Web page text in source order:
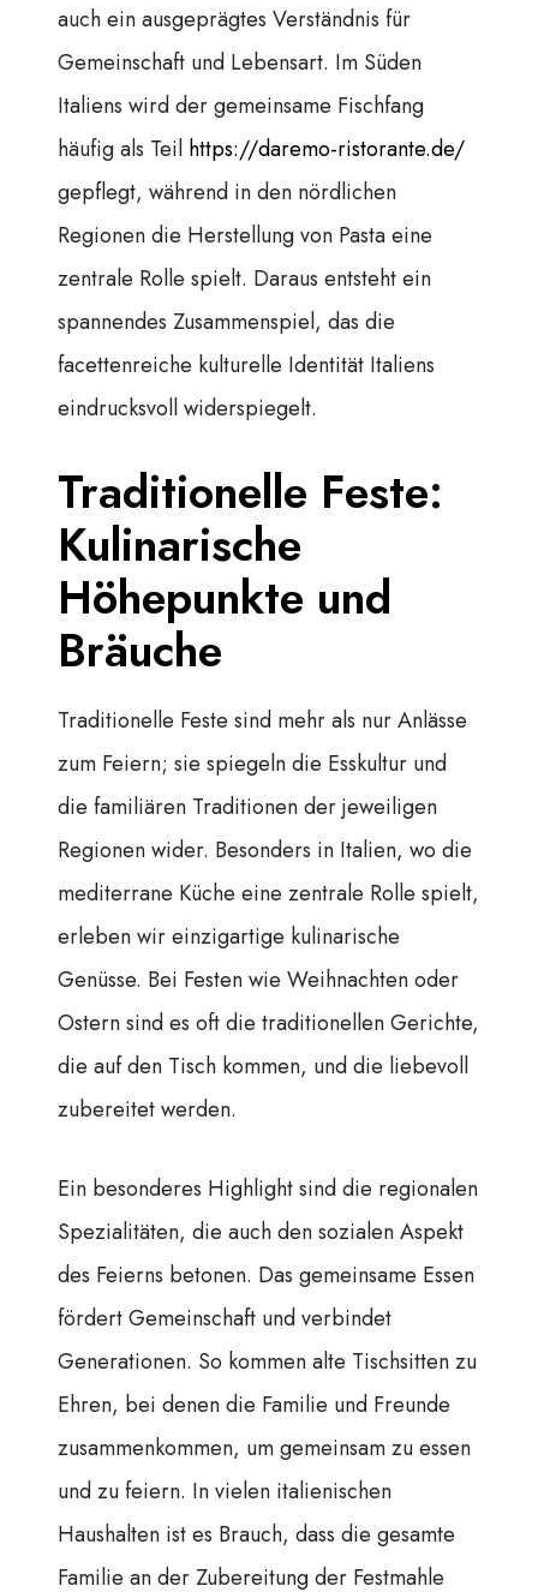
auch ein ausgeprägtes Verständnis für
Gemeinschaft und Lebensart. Im Süden
Italiens wird der gemeinsame Fischfang
häufig als Teil https://daremo-ristorante.de/
gepflegt, während in den nördlichen
Regionen die Herstellung von Pasta eine
zentrale Rolle spielt. Daraus entsteht ein
spannendes Zusammenspiel, das die
facettenreiche kulturelle Identität Italiens
eindrucksvoll widerspiegelt.
Traditionelle Feste:
Kulinarische
Höhepunkte und
Bräuche
Traditionelle Feste sind mehr als nur Anlässe
zum Feiern; sie spiegeln die Esskultur und
die familiären Traditionen der jeweiligen
Regionen wider. Besonders in Italien, wo die
mediterrane Küche eine zentrale Rolle spielt,
erleben wir einzigartige kulinarische
Genüsse. Bei Festen wie Weihnachten oder
Ostern sind es oft die traditionellen Gerichte,
die auf den Tisch kommen, und die liebevoll
zubereitet werden.
Ein besonderes Highlight sind die regionalen
Spezialitäten, die auch den sozialen Aspekt
des Feierns betonen. Das gemeinsame Essen
fördert Gemeinschaft und verbindet
Generationen. So kommen alte Tischsitten zu
Ehren, bei denen die Familie und Freunde
zusammenkommen, um gemeinsam zu essen
und zu feiern. In vielen italienischen
Haushalten ist es Brauch, dass die gesamte
Familie an der Zubereitung der Festmahle